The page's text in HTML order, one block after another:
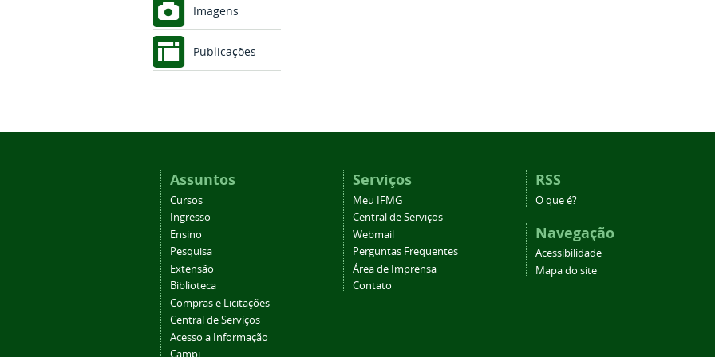
Imagens
Publicações
Assuntos
Cursos
Ingresso
Ensino
Pesquisa
Extensão
Biblioteca
Compras e Licitações
Central de Serviços
Acesso a Informação
Serviços
Meu IFMG
Central de Serviços
Webmail
Perguntas Frequentes
Área de Imprensa
Contato
RSS
O que é?
Navegação
Acessibilidade
Mapa do site